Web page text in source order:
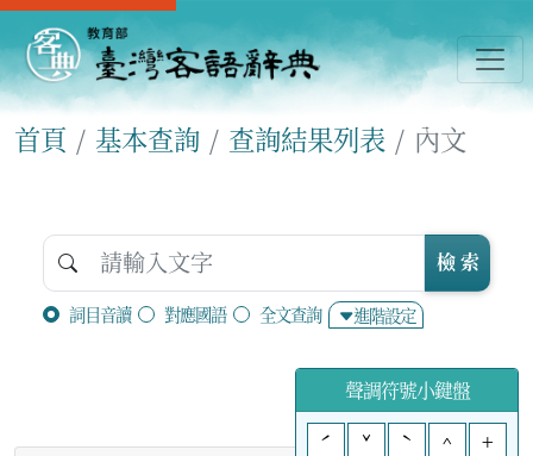
首頁 基本查詢 查詢結果列表 內文
詞目音讀 對應國語 全文查詢 進階設定
檢 索
聲調符號小鍵盤
ˊ
ˇ ˋ ^ +